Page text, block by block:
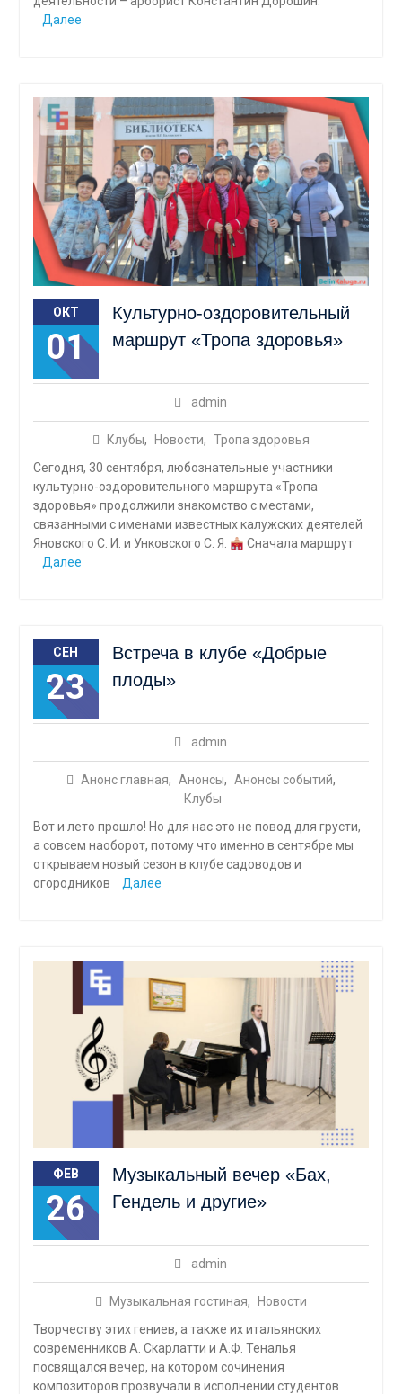
Далее
ОКТ
01
Культурно-оздоровительный
маршрут «Тропа здоровья»
admin
Клубы, Новости, Тропа здоровья
Сегодня, 30 сентября, любознательные участники
культурно-оздоровительного маршрута «Тропа
здоровья» продолжили знакомство с местами,
связанными с именами известных калужских деятелей
Яновского С. И. и Унковского С. Я.
Сначала маршрут
Далее
СЕН
23
Встреча в клубе «Добрые
плоды»
admin
Анонс главная, Анонсы, Анонсы событий,
Клубы
Вот и лето прошло! Но для нас это не повод для грусти,
а совсем наоборот, потому что именно в сентябре мы
открываем новый сезон в клубе садоводов и
огородников
Далее
ФЕВ
26
Музыкальный вечер «Бах,
Гендель и другие»
admin
Музыкальная гостиная, Новости
Творчеству этих гениев, а также их итальянских
современников А. Скарлатти и А.Ф. Теналья
посвящался вечер, на котором сочинения
композиторов прозвучали в исполнении студентов